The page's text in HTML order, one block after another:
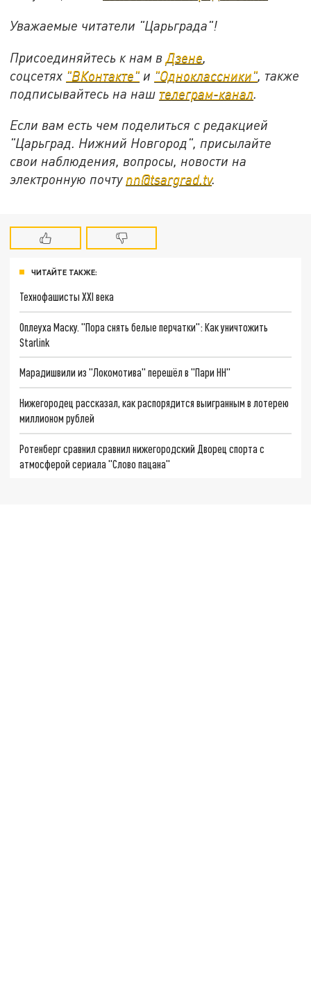
Уважаемые читатели "Царьграда"!
Присоединяйтесь к нам в Дзене
соцсетях "ВКонтакте" и "Одноклассники" также
подписывайтесь на наш телеграм-канал
Если вам есть чем поделиться с редакцией
"Царьград. Нижний Новгород", присылайте
свои наблюдения, вопросы, новости на
электронную почту nn@tsargrad.tv.
ЧИТАЙТЕ ТАКЖЕ:
Технофашисты XXI века
Оплеуха Маску. "Пора снять белые перчатки": Как уничтожить
Starlink
Марадишвили из "Локомотива" перешёл в "Пари НН"
Нижегородец рассказал, как распорядится выигранным в лотерею
миллионом рублей
Ротенберг сравнил сравнил нижегородский Дворец спорта с
атмосферой сериала "Слово пацана"